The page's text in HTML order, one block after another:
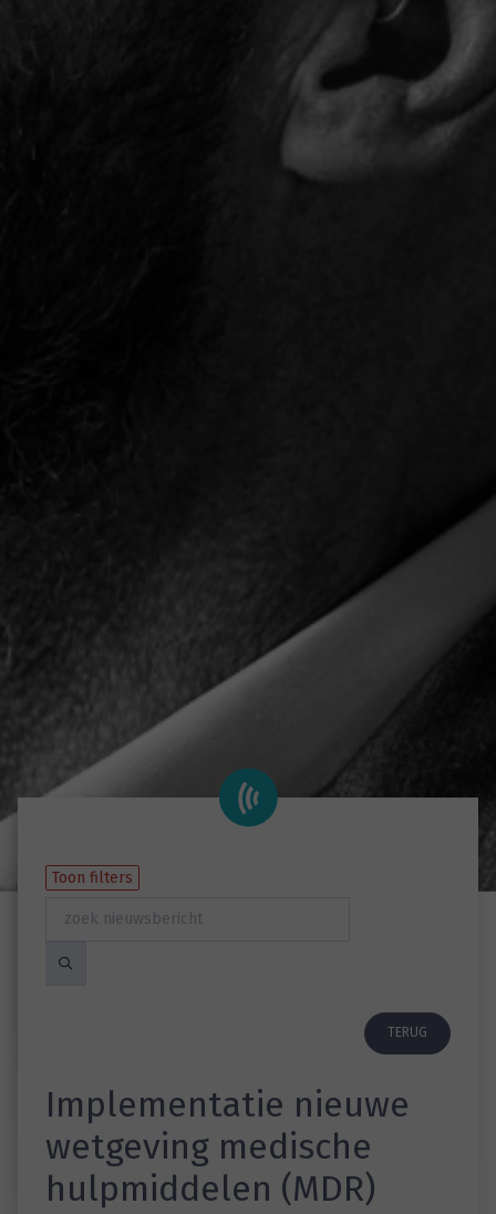
Toon filters
TERUG
Implementatie nieuwe
wetgeving medische
hulpmiddelen (MDR)